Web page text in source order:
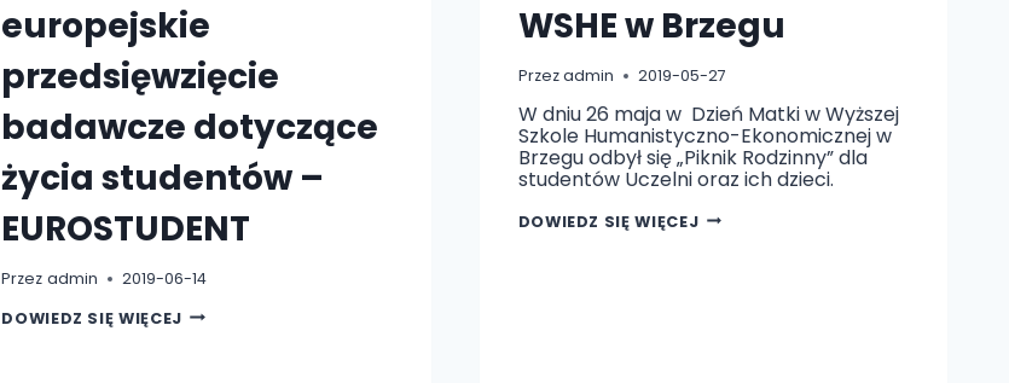
europejskie
przedsięwzięcie
badawcze dotyczące
życia studentów –
EUROSTUDENT
Przez admin
2019-06-14
DOWIEDZ SIĘ WIĘCEJNAJWIĘKSZE
WSHE w Brzegu
Przezadmin 2019-05-27
W dniu 26 maja w Dzień Matki w Wyższej
Szkole Humanistyczno-Ekonomicznej w
Brzegu odbył się „Piknik Rodzinny” dla
studentów Uczelni oraz ich dzieci.
DOWIEDZ SIĘ WIĘCEJPIKNIK